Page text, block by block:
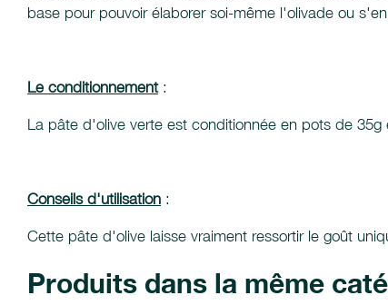
base pour pouvoir élaborer soi-même l'olivade ou
Le conditionnement:
La pâte d'olive verte est conditionnée en pots de
Conseils d'utilisation :
Cette pâte d'olive laisse vraiment ressortir le goût
Produits dans la même